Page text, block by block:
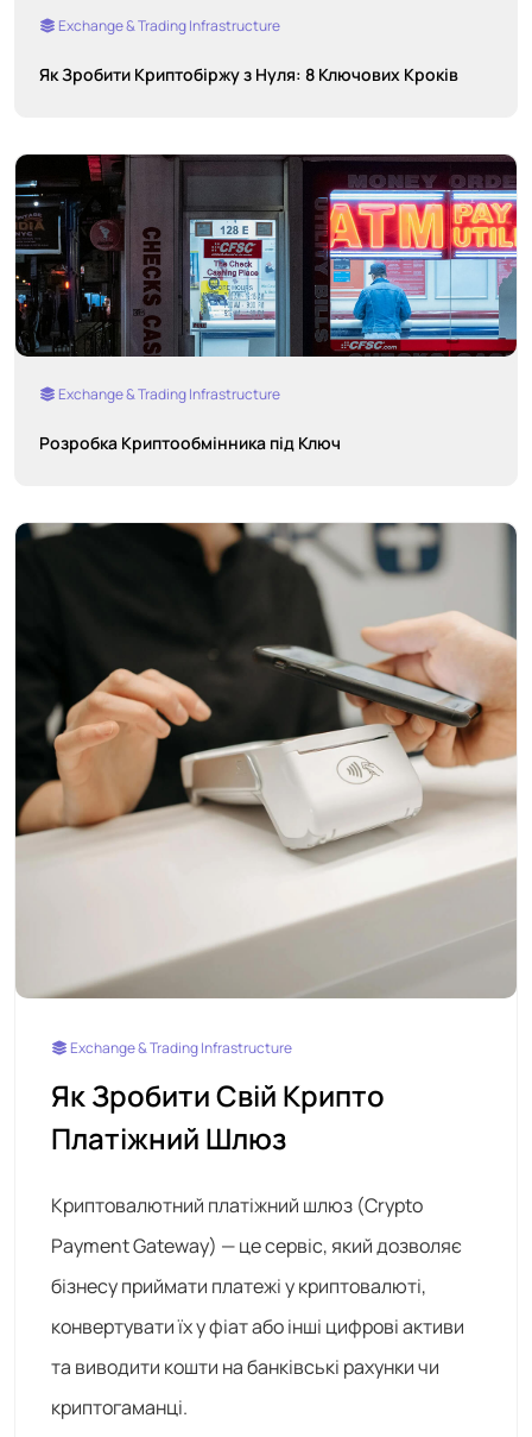
Exchange & Trading Infrastructure
Як Зробити Криптобіржу з Нуля: 8 Ключових Кроків
Exchange & Trading Infrastructure
Розробка Криптообмінника під Ключ
Exchange & Trading Infrastructure
Як Зробити Свій Крипто
Платіжний Шлюз
Криптовалютний платіжний шлюз (Crypto
Payment Gateway) — це сервіс, який дозволяє
бізнесу приймати платежі у криптовалюті,
конвертувати їх у фіат або інші цифрові активи
та виводити кошти на банківські рахунки чи
криптогаманці.